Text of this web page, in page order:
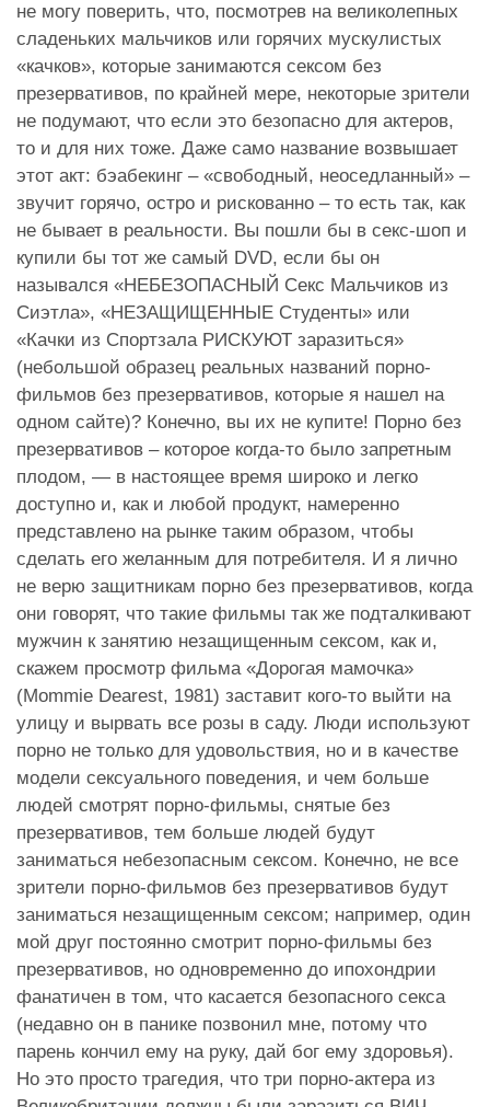
не могу поверить, что, посмотрев на великолепных
сладеньких мальчиков или горячих мускулистых
«качков», которые занимаются сексом без
презервативов, по крайней мере, некоторые зрители
не подумают, что если это безопасно для актеров,
то и для них тоже. Даже само название возвышает
этот акт: бэабекинг – «свободный, неоседланный» –
звучит горячо, остро и рискованно – то есть так, как
не бывает в реальности. Вы пошли бы в секс-шоп и
купили бы тот же самый DVD, если бы он
назывался «НЕБЕЗОПАСНЫЙ Секс Мальчиков из
Сиэтла», «НЕЗАЩИЩЕННЫЕ Студенты» или
«Качки из Спортзала РИСКУЮТ заразиться»
(небольшой образец реальных названий порно-
фильмов без презервативов, которые я нашел на
одном сайте)? Конечно, вы их не купите! Порно без
презервативов – которое когда-то было запретным
плодом, — в настоящее время широко и легко
доступно и, как и любой продукт, намеренно
представлено на рынке таким образом, чтобы
сделать его желанным для потребителя. И я лично
не верю защитникам порно без презервативов, когда
они говорят, что такие фильмы так же подталкивают
мужчин к занятию незащищенным сексом, как и,
скажем просмотр фильма «Дорогая мамочка»
(Mommie Dearest, 1981) заставит кого-то выйти на
улицу и вырвать все розы в саду. Люди используют
порно не только для удовольствия, но и в качестве
модели сексуального поведения, и чем больше
людей смотрят порно-фильмы, снятые без
презервативов, тем больше людей будут
заниматься небезопасным сексом. Конечно, не все
зрители порно-фильмов без презервативов будут
заниматься незащищенным сексом; например, один
мой друг постоянно смотрит порно-фильмы без
презервативов, но одновременно до ипохондрии
фанатичен в том, что касается безопасного секса
(недавно он в панике позвонил мне, потому что
парень кончил ему на руку, дай бог ему здоровья).
Но это просто трагедия, что три порно-актера из